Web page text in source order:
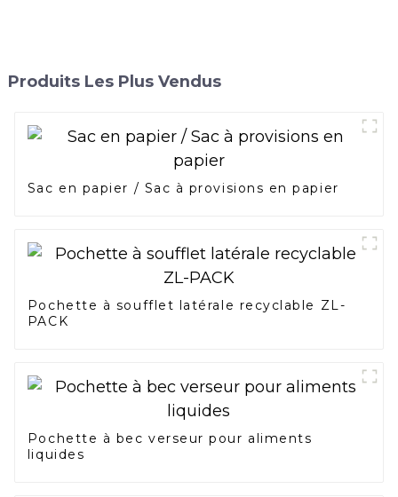
Produits Les Plus Vendus
Sac en papier / Sac à provisions en papier
Pochette à soufflet latérale recyclable ZL-
PACK
Pochette à bec verseur pour aliments
liquides